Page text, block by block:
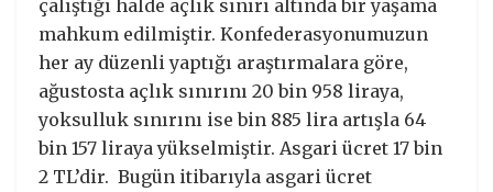
çalıştığı halde açlık sınırı altında bir yaşama
mahkum edilmiştir. Konfederasyonumuzun
her ay düzenli yaptığı araştırmalara göre,
ağustosta açlık sınırını 20 bin 958 liraya,
yoksulluk sınırını ise bin 885 lira artışla 64
bin 157 liraya yükselmiştir. Asgari ücret 17 bin
2 TL’dir. Bugün itibarıyla asgari ücret